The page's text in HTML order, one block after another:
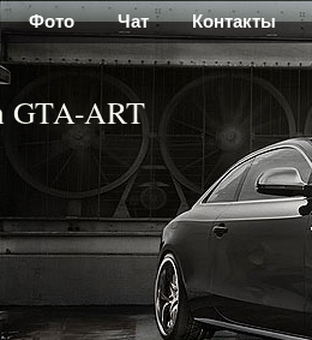
Фото Чат Контакты
GTA-ART